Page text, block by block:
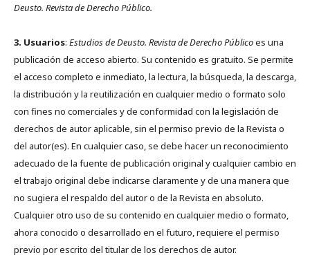
Deusto. Revista de Derecho Público.
3. Usuarios: Estudios de Deusto. Revista de Derecho Públicoes una
publicación de acceso abierto. Su contenido es gratuito. Se permite
el acceso completo e inmediato, la lectura, la búsqueda, la descarga,
la distribución y la reutilización en cualquier medio o formato solo
con fines no comerciales y de conformidad con la legislación de
derechos de autor aplicable, sin el permiso previo de la Revista o
del autor(es). En cualquier caso, se debe hacer un reconocimiento
adecuado de la fuente de publicación original y cualquier cambio en
el trabajo original debe indicarse claramente y de una manera que
no sugiera el respaldo del autor o de la Revista en absoluto.
Cualquier otro uso de su contenido en cualquier medio o formato,
ahora conocido o desarrollado en el futuro, requiere el permiso
previo por escrito del titular de los derechos de autor.